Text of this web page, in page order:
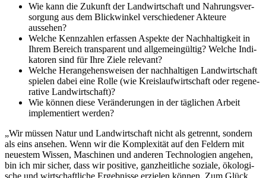
Wie kann die Zukunft der Land­wirt­schaft und Nahrungs­ver­
sor­gung aus dem Blick­winkel verschie­dener Akteure
aussehen?
Welche Kenn­zahlen erfassen Aspekte der Nach­hal­tig­keit in
Ihrem Bereich trans­pa­rent und allge­mein­gültig? Welche Indi­
ka­toren sind für Ihre Ziele rele­vant?
Welche Heran­ge­hens­weisen der nach­hal­tigen Land­wirt­schaft
spielen dabei eine Rolle (wie Kreis­lauf­wirt­schaft oder rege­ne­
ra­tive Land­wirt­schaft)?
Wie können diese Verän­de­rungen in der tägli­chen Arbeit
imple­men­tiert werden?
„Wir müssen Natur und Land­wirt­schaft nicht als getrennt, sondern
als eins ansehen. Wenn wir die Komple­xität auf den Feldern mit
neuestem Wissen, Maschinen und anderen Tech­no­lo­gien angehen,
bin ich mir sicher, dass wir posi­tive, ganz­heit­liche soziale, ökolo­gi­
sche und wirt­schaft­liche Ergeb­nisse erzielen können. Zum Glück